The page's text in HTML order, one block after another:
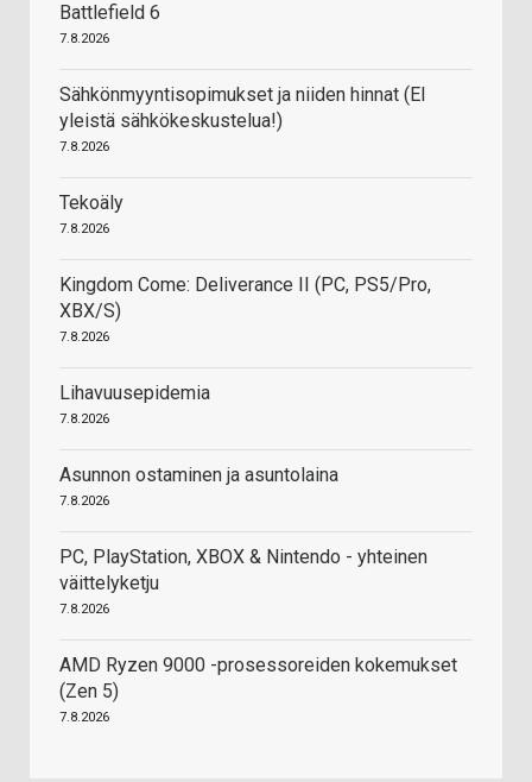
Battlefield 6
7.8.2026
Sähkönmyyntisopimukset ja niiden hinnat (EI
yleistä sähkökeskustelua!)
7.8.2026
Tekoäly
7.8.2026
Kingdom Come: Deliverance II (PC, PS5/Pro,
XBX/S)
7.8.2026
Lihavuusepidemia
7.8.2026
Asunnon ostaminen ja asuntolaina
7.8.2026
PC, PlayStation, XBOX & Nintendo - yhteinen
väittelyketju
7.8.2026
AMD Ryzen 9000 -prosessoreiden kokemukset
(Zen 5)
7.8.2026